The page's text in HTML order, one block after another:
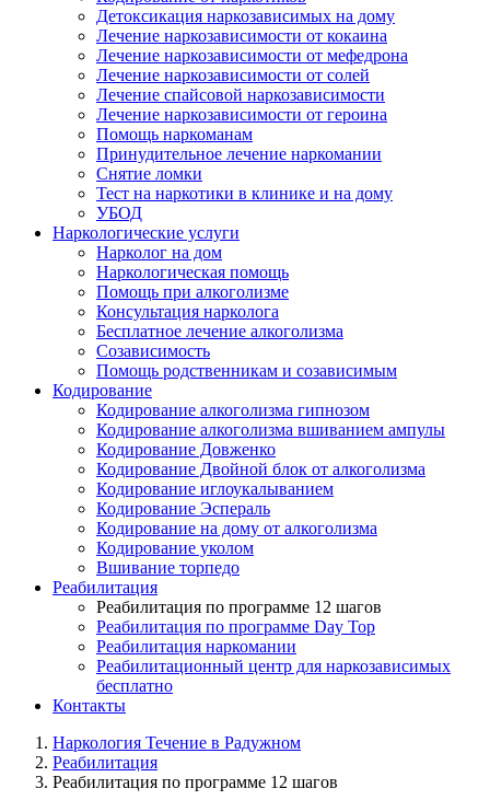
Детоксикация наркозависимых на дому
Лечение наркозависимости от кокаина
Лечение наркозависимости от мефедрона
Лечение наркозависимости от солей
Лечение спайсовой наркозависимости
Лечение наркозависимости от героина
Помощь наркоманам
Принудительное лечение наркомании
Снятие ломки
Тест на наркотики в клинике и на дому
УБОД
Наркологические услуги
Нарколог на дом
Наркологическая помощь
Помощь при алкоголизме
Консультация нарколога
Бесплатное лечение алкоголизма
Созависимость
Помощь родственникам и созависимым
Кодирование
Кодирование алкоголизма гипнозом
Кодирование алкоголизма вшиванием ампулы
Кодирование Довженко
Кодирование Двойной блок от алкоголизма
Кодирование иглоукалыванием
Кодирование Эспераль
Кодирование на дому от алкоголизма
Кодирование уколом
Вшивание торпедо
Реабилитация
Реабилитация по программе 12 шагов
Реабилитация по программе Day Top
Реабилитация наркомании
Реабилитационный центр для наркозависимых
бесплатно
Контакты
Наркология Течение в Радужном
Реабилитация
Реабилитация по программе 12 шагов